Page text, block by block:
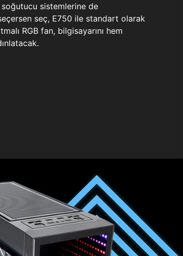
soğutucu sistemlerine de
seç, E750 ile standart olarak
RGB fan, bilgisayarını hem